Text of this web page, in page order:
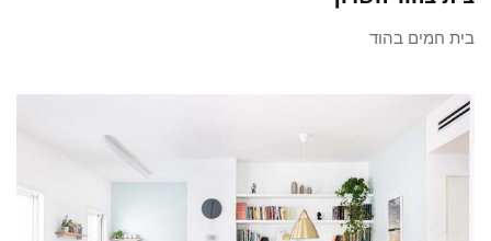
בית חמים בהוד